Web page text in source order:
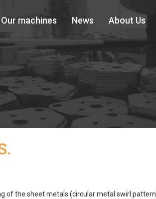
Our machines News About Us
of the sheet metals (circular metal swirl